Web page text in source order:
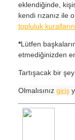
eklendiğinde,
kendi rızanız ile
topluluk
*Lütfen
etmediğinizden
Tartışacak bir
Olmalısınız giriş